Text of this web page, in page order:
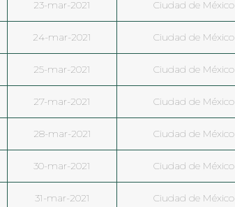
23-mar-2021 Ciudad de México
24-mar-2021 Ciudad de México
25-mar-2021 Ciudad de México
27-mar-2021 Ciudad de México
28-mar-2021 Ciudad de México
30-mar-2021 Ciudad de México
31-mar-2021 Ciudad de México